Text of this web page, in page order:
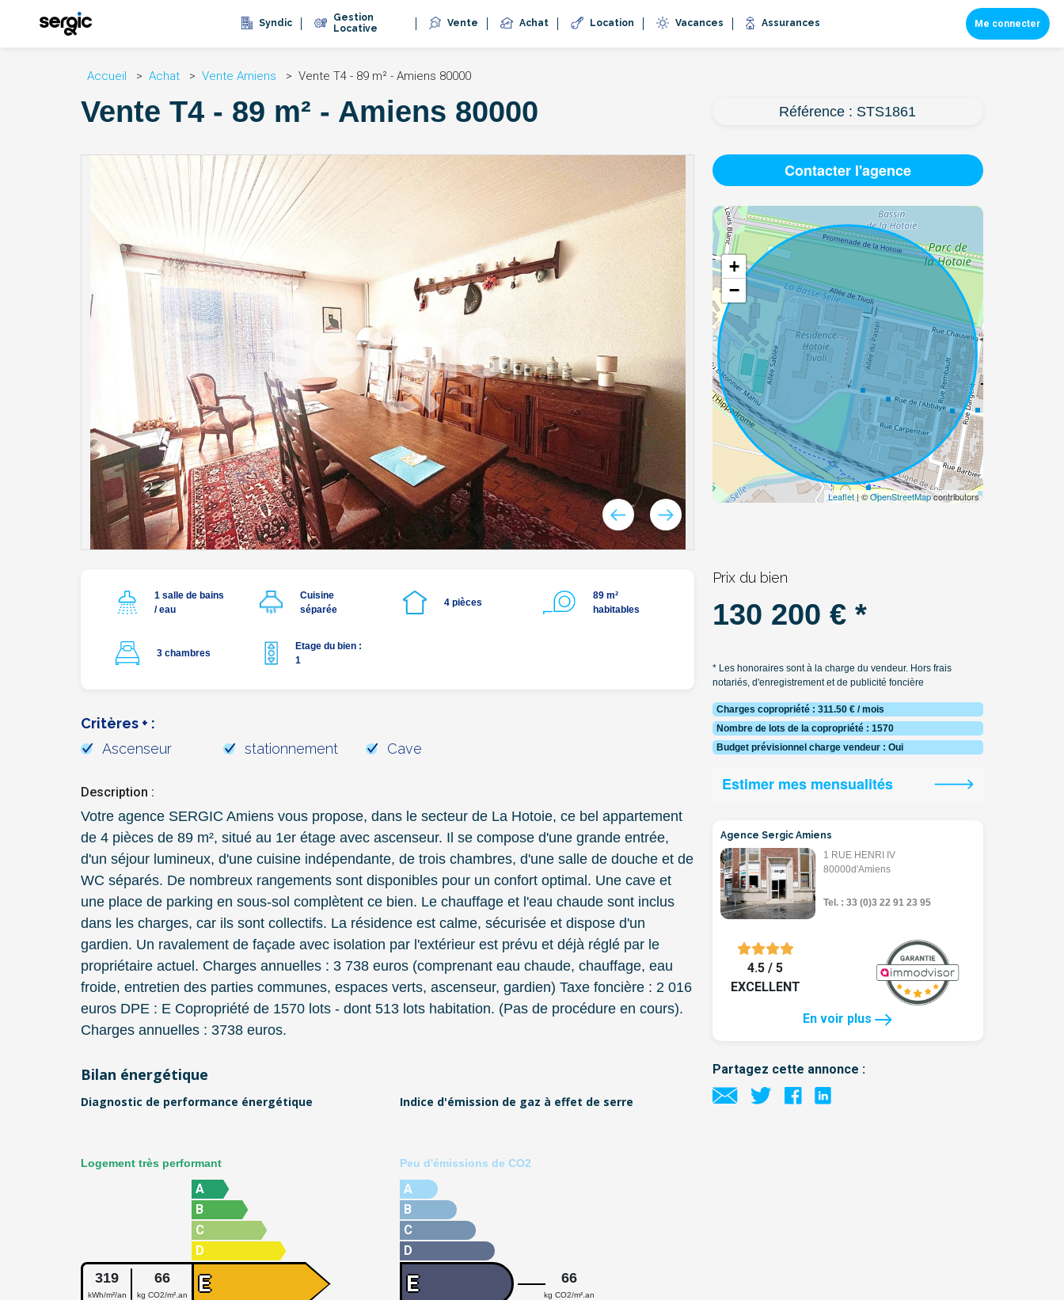
Syndic
Gestion
Locative
Vente Achat Location Vacances Assurances Me connecter
Accueil Achat Vente Amiens Vente T4 - 89 m² - Amiens 80000
Vente T4 - 89 m² - Amiens 80000 Référence : STS1861
Contacter l'agence
+
−
Leaflet| ©OpenStreetMapcontributors
1 salle de bains
/ eau
Cuisine
séparée
4 pièces
89 m²
habitables
3 chambres
Etage du bien :
1
Critères + :
Ascenseur
stationnement Cave
Description :
Votre agence SERGIC Amiens vous propose, dans le secteur de La Hotoie, ce bel appartement
de 4 pièces de 89 m², situé au 1er étage avec ascenseur. Il se compose d'une grande entrée,
d'un séjour lumineux, d'une cuisine indépendante, de trois chambres, d'une salle de douche et de
WC séparés. De nombreux rangements sont disponibles pour un confort optimal. Une cave et
une place de parking en sous-sol complètent ce bien. Le chauffage et l'eau chaude sont inclus
dans les charges, car ils sont collectifs. La résidence est calme, sécurisée et dispose d'un
gardien. Un ravalement de façade avec isolation par l'extérieur est prévu et déjà réglé par le
propriétaire actuel. Charges annuelles : 3 738 euros (comprenant eau chaude, chauffage, eau
froide, entretien des parties communes, espaces verts, ascenseur, gardien) Taxe foncière : 2 016
euros DPE : E Copropriété de 1570 lots - dont 513 lots habitation. (Pas de procédure en cours).
Charges annuelles : 3738 euros.
Bilan énergétique
Diagnostic de performance énergétique
Logement très performant
A
B
C
D
319
kWh/m²/an
66
kg CO2/m².an E
Indice d'émission de gaz à effet de serre
Peu d'émissions de CO2
A
B
C
D
66
kg CO2/m².an
E
Prix du bien
130 200 € *
* Les honoraires sont à la charge du vendeur. Hors frais
notariés, d'enregistrement et de publicité foncière
Charges copropriété : 311.50 € / mois
Nombre de lots de la copropriété : 1570
Budget prévisionnel charge vendeur : Oui
Estimer mes mensualités
Agence Sergic Amiens
1 RUE HENRI IV
80000d'Amiens
Tel. : 33 (0)3 22 91 23 95
4.5 / 5
EXCELLENT
En voir plus
Partagez cette annonce :